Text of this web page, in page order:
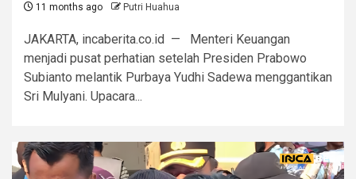
11 months ago Putri Huahua
JAKARTA, incaberita.co.id — Menteri Keuangan
menjadi pusat perhatian setelah Presiden Prabowo
Subianto melantik Purbaya Yudhi Sadewa menggantikan
Sri Mulyani. Upacara...